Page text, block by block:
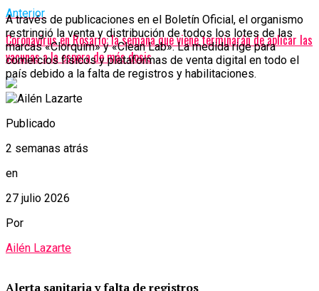
Anterior
Coronavirus en Rosario: la semana que viene terminarán de aplicar las
vacunas a la espera de más dosis
A través de publicaciones en el Boletín Oficial, el organismo
restringió la venta y distribución de todos los lotes de las
marcas «Clorquim» y «Clean Lab». La medida rige para
comercios físicos y plataformas de venta digital en todo el
país debido a la falta de registros y habilitaciones.
Publicado
2 semanas atrás
en
27 julio 2026
Por
Ailén Lazarte
Alerta sanitaria y falta de registros